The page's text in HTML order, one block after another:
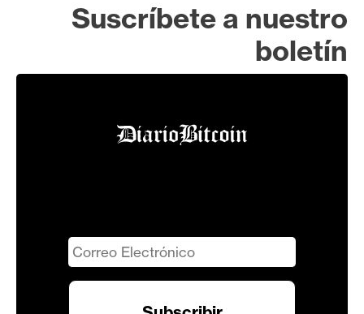
Suscríbete a nuestro
boletín